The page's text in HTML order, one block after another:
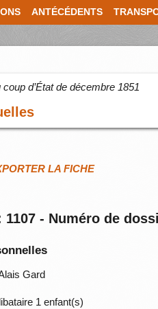
ANTÉCÉDENTS
d’État de décembre 1851
LA FICHE
1107 - Numéro de
Gard
1 enfant(s)